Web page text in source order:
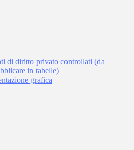
di diritto privato controllati (da
in tabelle)
grafica